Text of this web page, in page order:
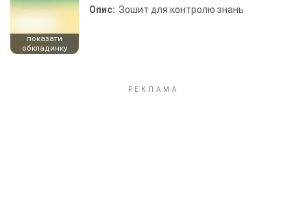
показати
обкладинку
Опис: Зошит для контролю знань